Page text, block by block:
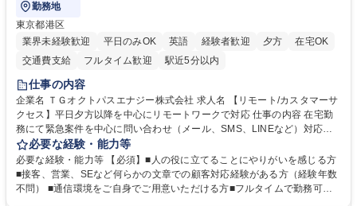
勤務地
東京都港区
業界未経験歓迎
平日のみOK 英語 経験者歓迎 夕方
在宅OK
交通費支給
フルタイム歓迎 駅近5分以内
仕事の内容
企業名 ＴＧオクトパスエナジー株式会社 求人名 【リモート/カスタマーサ
クセス】平日夕方以降を中心にリモートワークで対応 仕事の内容 在宅勤
務にて緊急案件を中心に問い合わせ（メール、SMS、LINEなど）対応、
契約開始手続き処理などを行なっていただきます。カスタマーサクセス
（Digiops：デジオプス）と運用構築の業務となります。 ■お問い合わせ
対応業務全般（システム入力、契約手続き含む） ■デジタルコミュニケー
ションツール（メール、SMS、LINE等）を使用 ■お客様のニーズに応じた
必要な経験・能力等
必要な経験・能力等 【必須】■人の役に立てることにやりがいを感じる方
■接客、営業、SEなど何らかの文章での顧客対応経験がある方（経験年数
不問） ■通信環境をご自身でご用意いただける方■フルタイムで勤務可能